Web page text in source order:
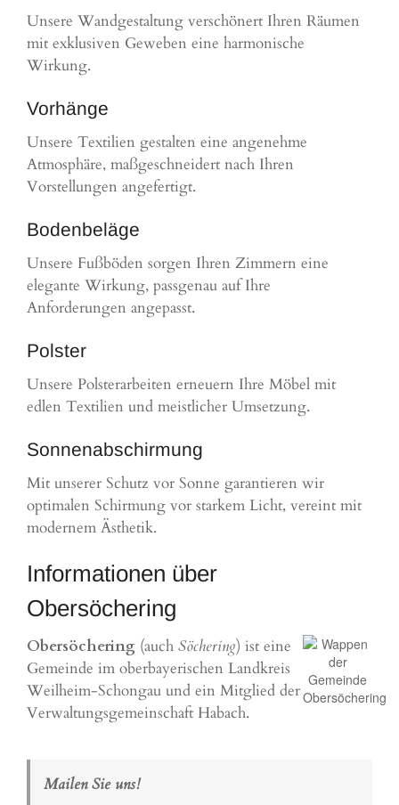
Unsere Wandgestaltung verschönert Ihren Räumen
mit exklusiven Geweben eine harmonische
Wirkung.
Vorhänge
Unsere Textilien gestalten eine angenehme
Atmosphäre, maßgeschneidert nach Ihren
Vorstellungen angefertigt.
Bodenbeläge
Unsere Fußböden sorgen Ihren Zimmern eine
elegante Wirkung, passgenau auf Ihre
Anforderungen angepasst.
Polster
Unsere Polsterarbeiten erneuern Ihre Möbel mit
edlen Textilien und meistlicher Umsetzung.
Sonnenabschirmung
Mit unserer Schutz vor Sonne garantieren wir
optimalen Schirmung vor starkem Licht, vereint mit
modernem Ästhetik.
Informationen über
Obersöchering
Obersöchering (auch Söchering) ist eine
Gemeinde im oberbayerischen Landkreis
Weilheim-Schongau und ein Mitglied der
Verwaltungsgemeinschaft Habach.
Mailen Sie uns!